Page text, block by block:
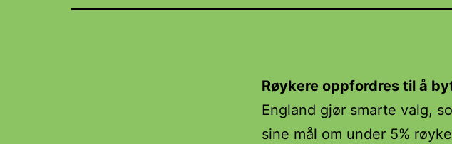
Røykere oppfordres til å
England gjør smarte valg,
sine mål om under 5%